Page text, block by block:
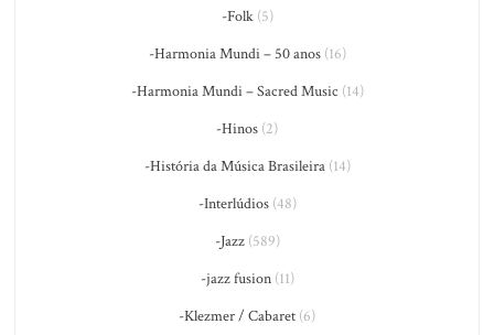
-Folk(5)
-Harmonia Mundi – 50 anos(16)
-Harmonia Mundi – Sacred Music (14)
-Hinos (2)
-História da Música Brasileira(14)
-Interlúdios(48)
-Jazz(589)
-jazz fusion(11)
-Klezmer / Cabaret (6)